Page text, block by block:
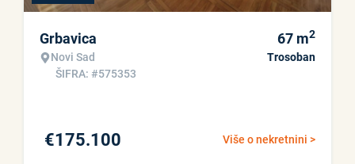
Grbavica
Novi Sad
ŠIFRA: #575353
67 m2
Trosoban
Više o nekretnini >
€175.100